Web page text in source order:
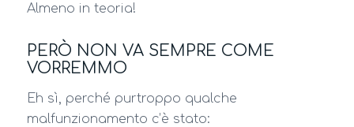
Almeno in teoria!
PERÒ NON VA SEMPRE COME
VORREMMO
Eh sì, perché purtroppo qualche
malfunzionamento c’è stato: